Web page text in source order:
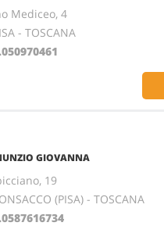
Mediceo, 4
- TOSCANA
GIOVANNA
19
(PISA) - TOSCANA